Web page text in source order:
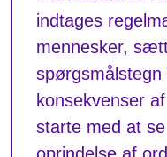
indtages
mennesker,
konsekvenser
starte med at